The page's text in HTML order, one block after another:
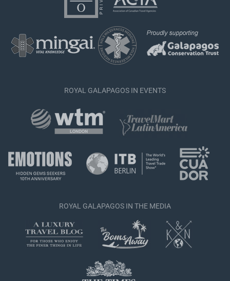
ROYAL GALAPAGOS IN EVENTS
ROYAL GALAPAGOS IN THE MEDIA